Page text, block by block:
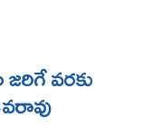
జరిగే వరకు